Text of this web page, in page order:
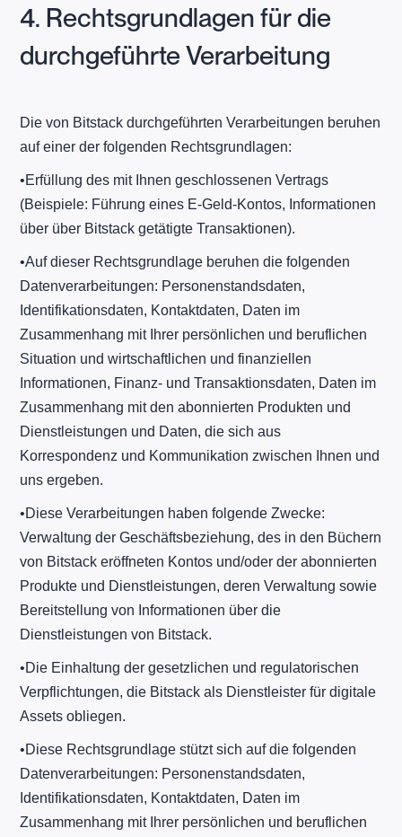
4. Rechtsgrundlagen für die
durchgeführte Verarbeitung
Die von Bitstack durchgeführten Verarbeitungen beruhen
auf einer der folgenden Rechtsgrundlagen:
​•​Erfüllung des mit Ihnen geschlossenen Vertrags
(Beispiele: Führung eines E-Geld-Kontos, Informationen
über über Bitstack getätigte Transaktionen).
​•​Auf dieser Rechtsgrundlage beruhen die folgenden
Datenverarbeitungen: Personenstandsdaten,
Identifikationsdaten, Kontaktdaten, Daten im
Zusammenhang mit Ihrer persönlichen und beruflichen
Situation und wirtschaftlichen und finanziellen
Informationen, Finanz- und Transaktionsdaten, Daten im
Zusammenhang mit den abonnierten Produkten und
Dienstleistungen und Daten, die sich aus
Korrespondenz und Kommunikation zwischen Ihnen und
uns ergeben.
​•​Diese Verarbeitungen haben folgende Zwecke:
Verwaltung der Geschäftsbeziehung, des in den Büchern
von Bitstack eröffneten Kontos und/oder der abonnierten
Produkte und Dienstleistungen, deren Verwaltung sowie
Bereitstellung von Informationen über die
Dienstleistungen von Bitstack.
​•​Die Einhaltung der gesetzlichen und regulatorischen
Verpflichtungen, die Bitstack als Dienstleister für digitale
Assets obliegen.
​•​Diese Rechtsgrundlage stützt sich auf die folgenden
Datenverarbeitungen: Personenstandsdaten,
Identifikationsdaten, Kontaktdaten, Daten im
Zusammenhang mit Ihrer persönlichen und beruflichen